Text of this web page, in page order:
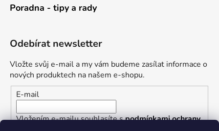
Poradna - tipy a rady
Odebírat newsletter
Vložte svůj e-mail a my vám budeme zasílat informace o
nových produktech na našem e-shopu.
E-mail
Vložením e-mailu souhlasíte spodmínkami ochrany